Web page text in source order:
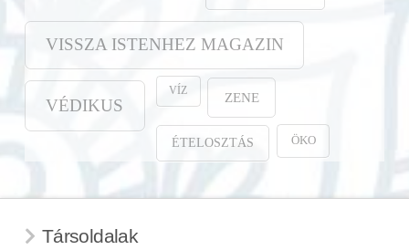
VISSZA ISTENHEZ MAGAZIN
VÉDIKUS
VÍZ ZENE
ÉTELOSZTÁS ÖKO
Társoldalak